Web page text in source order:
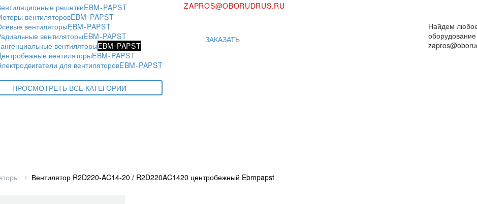
решеткиEBM-PAPST
вентиляторовEBM-PAPST
вентиляторыEBM-PAPST
вентиляторыEBM-PAPST
вентиляторыEBM-PAPST
вентиляторыEBM-PAPST
для вентиляторовEBM-PAPST
ПРОСМОТРЕТЬ ВСЕ КАТЕГОРИИ
ZAPROS@OBORUDRUS.RU
ЗАКАЗАТЬ
Найдем
оборудование
Вентилятор R2D220-AC14-20 / R2D220AC1420 центробежный Ebmpapst